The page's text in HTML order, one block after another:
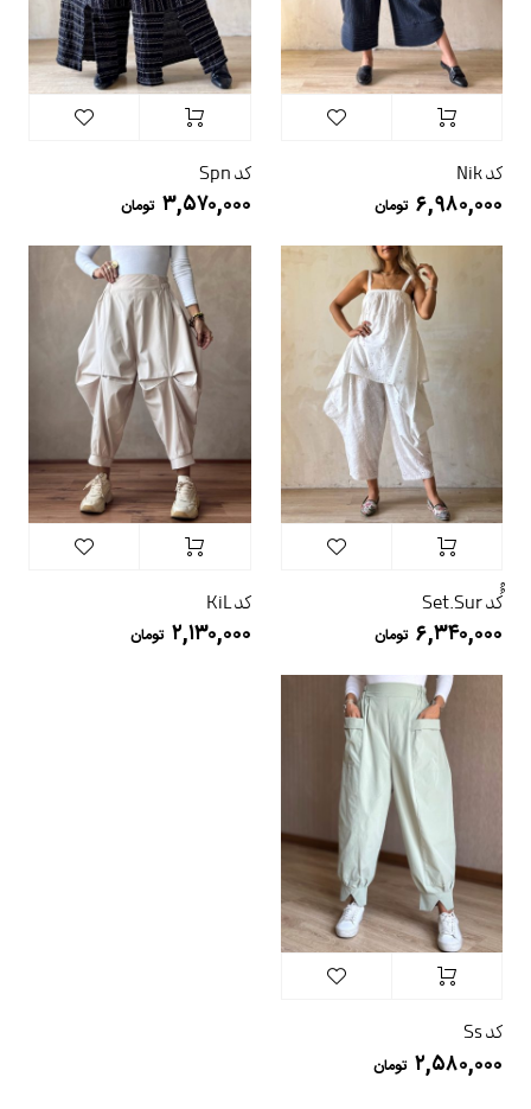
کد Nik
۶,۹۸۰,۰۰۰ تومان
کد Spn
۳,۵۷۰,۰۰۰ تومان
ُُکد Set.Sur
۶,۳۴۰,۰۰۰ تومان
کد KiL
۲,۱۳۰,۰۰۰ تومان
کد Ss
۲,۵۸۰,۰۰۰ تومان